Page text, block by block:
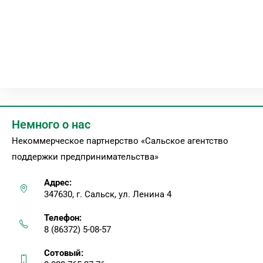
Немного о нас
Некоммерческое партнерство «Сальское агентство
поддержки предпринимательства»
Адрес:
347630, г. Сальск, ул. Ленина 4
Телефон:
8 (86372) 5-08-57
Сотовый: